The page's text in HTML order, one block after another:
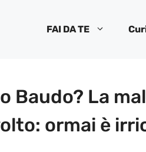
FAI DA TE
Baudo? La
ormai è